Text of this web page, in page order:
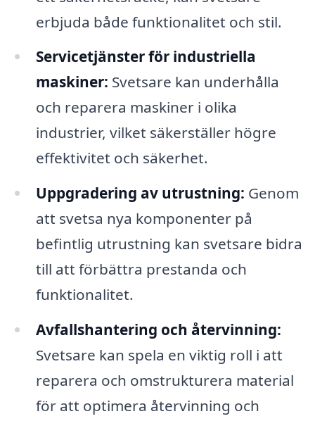
erbjuda både funktionalitet och stil.
Servicetjänster för industriella
maskiner: Svetsare kan underhålla
och reparera maskiner i olika
industrier, vilket säkerställer högre
effektivitet och säkerhet.
Uppgradering av utrustning: Genom
att svetsa nya komponenter på
befintlig utrustning kan svetsare bidra
till att förbättra prestanda och
funktionalitet.
Avfallshantering och återvinning:
Svetsare kan spela en viktig roll i att
reparera och omstrukturera material
för att optimera återvinning och